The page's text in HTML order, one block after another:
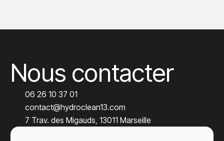
Nous contacter
06 26 10 37 01
contact@hydroclean13.com
7 Trav. des Migauds, 13011 Marseille